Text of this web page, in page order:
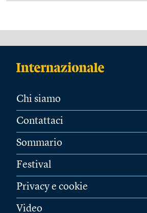
Chi siamo
Contattaci
Sommario
Festival
Privacy e cookie
Video